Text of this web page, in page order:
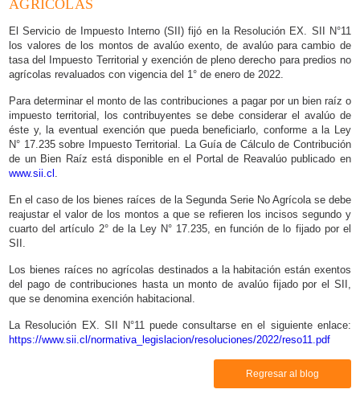
AGRÍCOLAS
El Servicio de Impuesto Interno (SII) fijó en la Resolución EX. SII N°11
los valores de los montos de avalúo exento, de avalúo para cambio de
tasa del Impuesto Territorial y exención de pleno derecho para predios no
agrícolas revaluados con vigencia del 1° de enero de 2022.
Para determinar el monto de las contribuciones a pagar por un bien raíz o
impuesto territorial, los contribuyentes se debe considerar el avalúo de
éste y, la eventual exención que pueda beneficiarlo, conforme a la Ley
N° 17.235 sobre Impuesto Territorial. La Guía de Cálculo de Contribución
de un Bien Raíz está disponible en el Portal de Reavalúo publicado en
www.sii.cl .
En el caso de los bienes raíces de la Segunda Serie No Agrícola se debe
reajustar el valor de los montos a que se refieren los incisos segundo y
cuarto del artículo 2° de la Ley N° 17.235, en función de lo fijado por el
SII.
Los bienes raíces no agrícolas destinados a la habitación están exentos
del pago de contribuciones hasta un monto de avalúo fijado por el SII,
que se denomina exención habitacional.
La Resolución EX. SII N°11 puede consultarse en el siguiente enlace:
https://www.sii.cl/normativa_legislacion/resoluciones/2022/reso11.pdf
Regresar al blog